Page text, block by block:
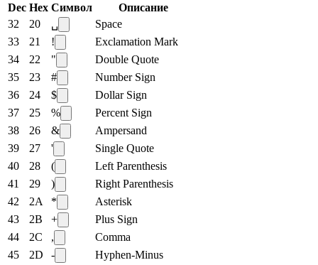
Dec Hex Символ
Описание
32
20 ␣
Space
33
21 !
Exclamation Mark
34
22 "
Double Quote
35
23 #
Number Sign
36
24 $
Dollar Sign
37
25 %
Percent Sign
38
26 &
Ampersand
39
27 '
Single Quote
40
28 (
Left Parenthesis
41
29 )
Right Parenthesis
42
2A *
Asterisk
43
2B +
Plus Sign
44
2C ,
Comma
45
2D -
Hyphen-Minus